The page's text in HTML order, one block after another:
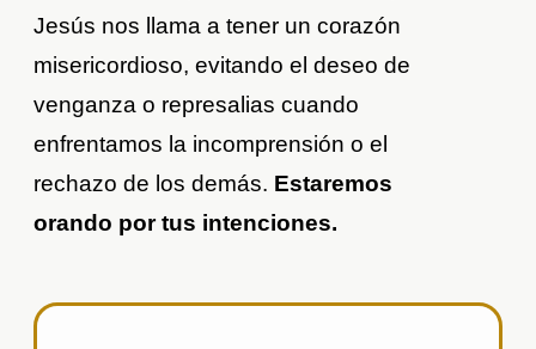
Jesús nos llama a tener un corazón
misericordioso, evitando el deseo de
venganza o represalias cuando
enfrentamos la incomprensión o el
rechazo de los demás. Estaremos
orando por tus intenciones.